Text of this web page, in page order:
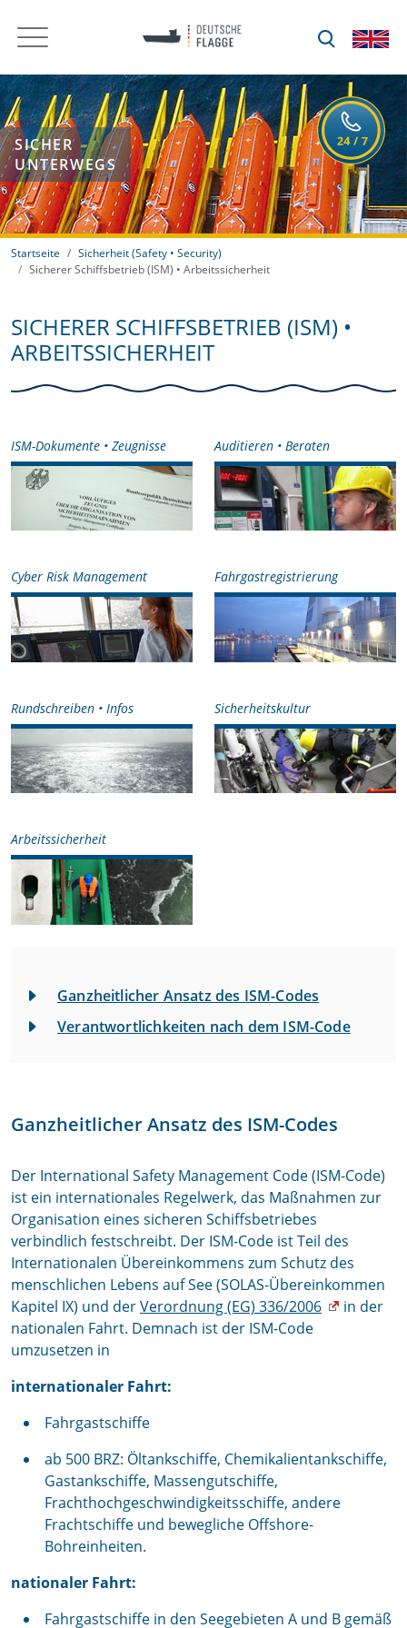
SICHER
UNTERWEGS
Startseite
Sicherheit (Safety • Security)
Sicherer Schiffsbetrieb (ISM) • Arbeitssicherheit
SICHERER SCHIFFSBETRIEB (ISM) •
ARBEITSSICHERHEIT
ISM-Dokumente • Zeugnisse Auditieren • Beraten
Cyber Risk Management Fahrgastregistrierung
Rundschreiben • Infos Sicherheitskultur
Arbeitssicherheit
Ganzheitlicher Ansatz des ISM-Codes
Verantwortlichkeiten nach dem ISM-Code
Ganzheitlicher Ansatz des ISM-Codes
Der International Safety Management Code (ISM-Code)
ist ein internationales Regelwerk, das Maßnahmen zur
Organisation eines sicheren Schiffsbetriebes
verbindlich festschreibt. Der ISM-Code ist Teil des
Internationalen Übereinkommens zum Schutz des
menschlichen Lebens auf See (SOLAS-Übereinkommen
Kapitel IX) und derVerordnung (EG) 336/2006
in der
nationalen Fahrt. Demnach ist der ISM-Code
umzusetzen in
internationaler Fahrt:
Fahrgastschiffe
ab 500 BRZ: Öltankschiffe, Chemikalientankschiffe,
Gastankschiffe, Massengutschiffe,
Frachthochgeschwindigkeitsschiffe, andere
Frachtschiffe und bewegliche Offshore-
Bohreinheiten.
nationaler Fahrt:
Fahrgastschiffe in den Seegebieten A und B gemäß